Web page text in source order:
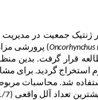
ژنتیک جمعیت در مدیریت
Oncorhynchus
از 50 عدد پیش ­مولد هر مزرعه نمونه
گردید. برای
و مقدار هتروزایگوسیتی مشاهده شده (12/0